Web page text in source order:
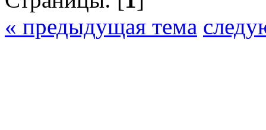
« предыдущая тема